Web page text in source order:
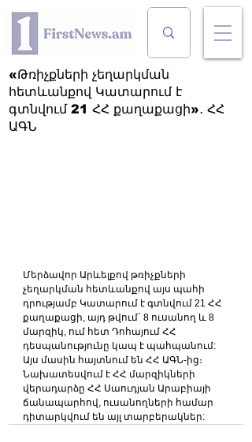
«Թռիչքների չեղարկման
հետևանքով Կատարում է
գտնվում 21 ՀՀ քաղաքացի»․ ՀՀ
ԱԳՆ
Մերձավոր Արևելքով թռիչքների
չեղարկման հետևանքով այս պահի
դրությամբ Կատարում է գտնվում 21 ՀՀ
քաղաքացի, այդ թվում` 8 ուսանող և 8
մարզիկ, ում հետ Դոհայում ՀՀ
դեսպանությունը կապ է պահպանում:
Այս մասին հայտնում են ՀՀ ԱԳՆ-ից։
Նախատեսվում է ՀՀ մարզիկների
վերադարձը ՀՀ Սաուդյան Արաբիայի
ճանապարհով, ուսանողների համար
դիտարկվում են այլ տարբերակներ: